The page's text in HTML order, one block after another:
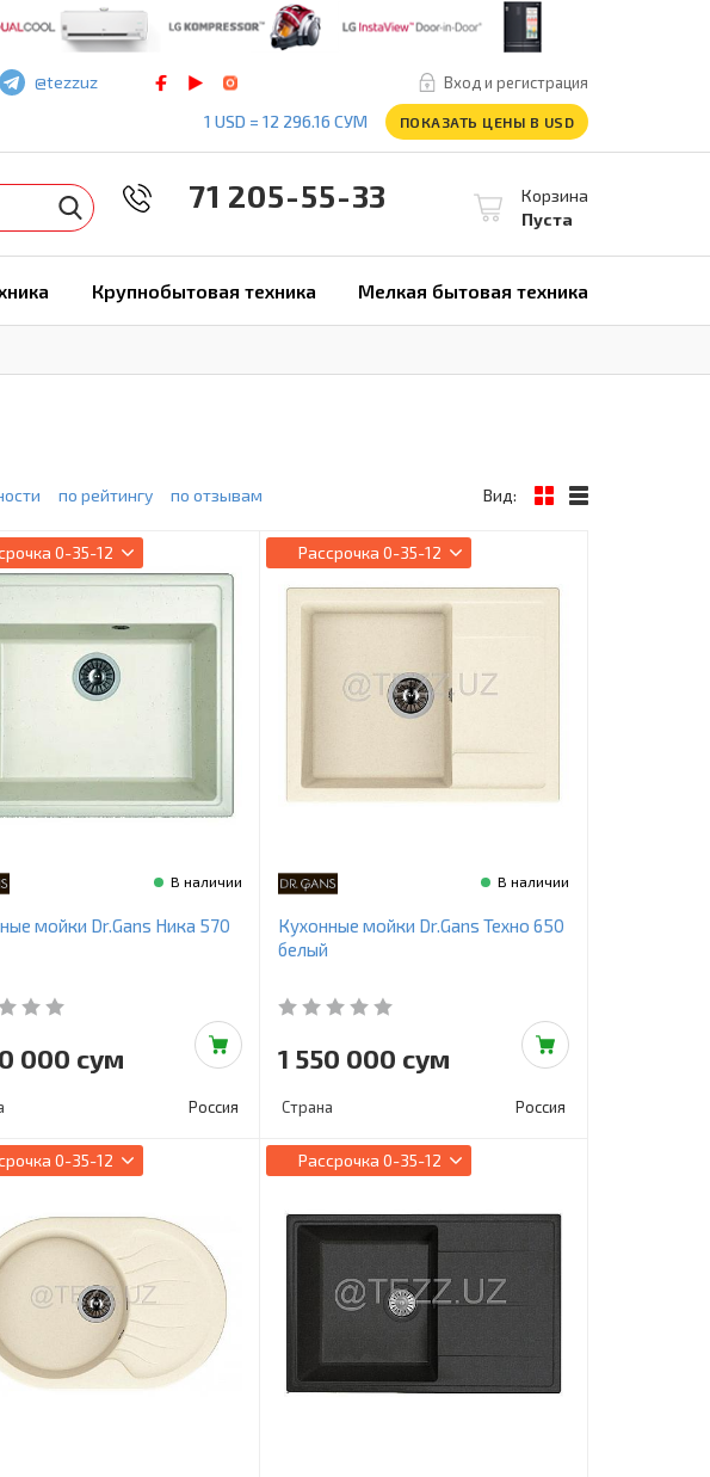
Вход и регистрация
@tezzuz
1 USD = 12 296.16 СУМ
ПОКАЗАТЬ ЦЕНЫ В USD
Корзина
Пуста
71 205-55-33
Крупнобытовая техника Мелкая бытовая техника
по рейтингу по отзывам Вид:
0-35-12
В наличии
мойки Dr.Gans Ника 570
000 сум
Россия
Рассрочка 0-35-12
В наличии
Кухонные мойки Dr.Gans Техно 650
белый
1 550 000 сум
Страна Россия
0-35-12 Рассрочка 0-35-12